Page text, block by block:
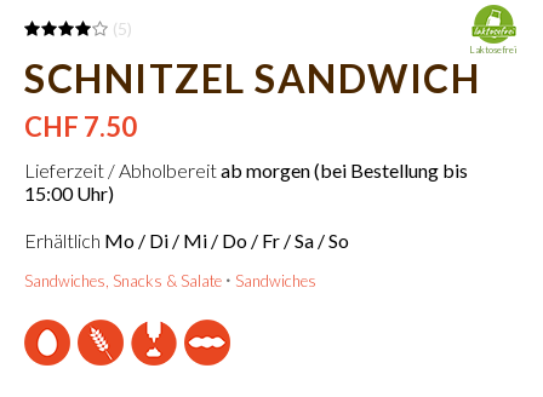
(5)
SCHNITZEL SANDWICH
CHF 7.50
Laktosefrei
Lieferzeit / Abholbereitab morgen (bei Bestellung bis
15:00 Uhr)
Erhältlich Mo / Di / Mi / Do / Fr / Sa / So
Sandwiches, Snacks & Salate Sandwiches